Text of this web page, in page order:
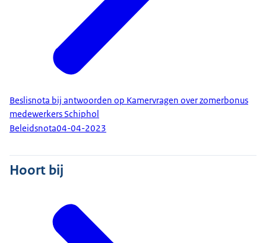
Beslisnota bij antwoorden op Kamervragen over zomerbonus
medewerkers Schiphol
Beleidsnota04-04-2023
Hoort bij